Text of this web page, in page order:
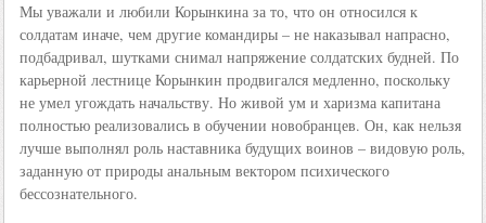
Мы уважали и любили Корынкина за то, что он относился к
солдатам иначе, чем другие командиры – не наказывал напрасно,
подбадривал, шутками снимал напряжение солдатских будней. По
карьерной лестнице Корынкин продвигался медленно, поскольку
не умел угождать начальству. Но живой ум и харизма капитана
полностью реализовались в обучении новобранцев. Он, как нельзя
лучше выполнял роль наставника будущих воинов – видовую роль,
заданную от природы анальным вектором психического
бессознательного.